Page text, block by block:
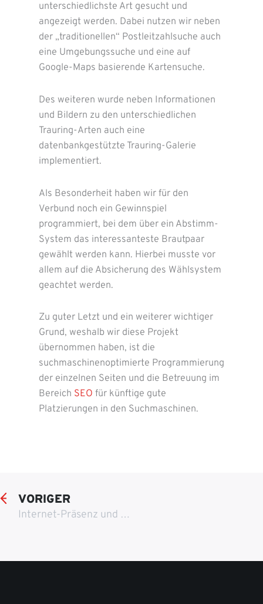
unterschiedlichste Art gesucht und
angezeigt werden. Dabei nutzen wir neben
der „traditionellen“ Postleitzahlsuche auch
eine Umgebungssuche und eine auf
Google-Maps basierende Kartensuche.
Des weiteren wurde neben Informationen
und Bildern zu den unterschiedlichen
Trauring-Arten auch eine
datenbankgestützte Trauring-Galerie
implementiert.
Als Besonderheit haben wir für den
Verbund noch ein Gewinnspiel
programmiert, bei dem über ein Abstimm-
System das interessanteste Brautpaar
gewählt werden kann. Hierbei musste vor
allem auf die Absicherung des Wählsystem
geachtet werden.
Zu guter Letzt und ein weiterer wichtiger
Grund, weshalb wir diese Projekt
übernommen haben, ist die
suchmaschinenoptimierte Programmierung
der einzelnen Seiten und die Betreuung im
Bereich SEO für künftige gute
Platzierungen in den Suchmaschinen.
VORIGER
Internet-Präsenz und Marketing für Juwelier Hinckel, Dillenburg